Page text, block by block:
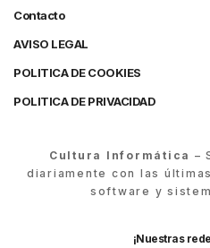
Contacto
AVISO LEGAL
POLITICA DE COOKIES
POLITICA DE PRIVACIDAD
Cultura Informática –
diariamente con las
software y
¡Nuestras